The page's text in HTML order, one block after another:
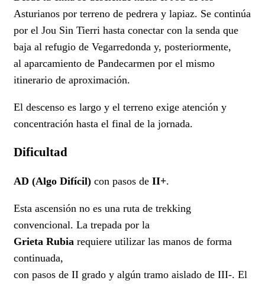
Asturianos por terreno de pedrera y lapiaz. Se continúa
por el Jou Sin Tierri hasta conectar con la senda que
baja al refugio de Vegarredonda y, posteriormente,
al aparcamiento de Pandecarmen por el mismo
itinerario de aproximación.
El descenso es largo y el terreno exige atención y
concentración hasta el final de la jornada.
Dificultad
AD (Algo Difícil) con pasos de II+.
Esta ascensión no es una ruta de trekking
convencional. La trepada por la
Grieta Rubia requiere utilizar las manos de forma
continuada,
con pasos de II grado y algún tramo aislado de III-. El